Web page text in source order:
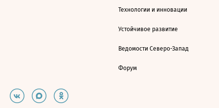
Технологии и инновации
Устойчивое развитие
Ведомости Северо-Запад
Форум